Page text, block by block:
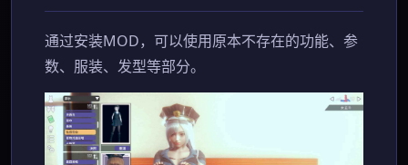
通过安装MOD，可以使用原本不存在的功能、参
数、服装、发型等部分。